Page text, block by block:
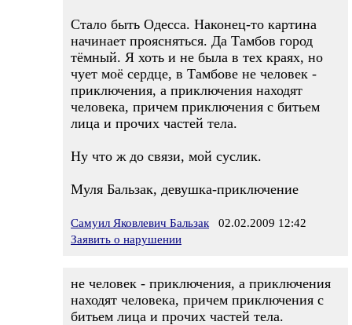
Стало быть Одесса. Наконец-то картина
начинает проясняться. Да Тамбов город
тёмный. Я хоть и не была в тех краях, но
чует моё сердце, в Тамбове не человек -
приключения, а приключения находят
человека, причем приключения с битьем
лица и прочих частей тела.
Ну что ж до связи, мой суслик.
Муля Бальзак, девушка-приключение
Самуил Яковлевич Бальзак 02.02.2009 12:42
Заявить о нарушении
не человек - приключения, а приключения
находят человека, причем приключения с
битьем лица и прочих частей тела.